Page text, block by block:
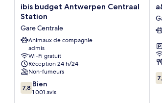
ibis
budget
Centraal
Station
Gare
Centrale
ibis budget Antwerpen Centraal
Station
Gare Centrale
Animaux de compagnie
admis
Wi-Fi gratuit
Réception 24 h/24
Non-fumeurs
7.8
sur
7,8 Bien
1 001 avis